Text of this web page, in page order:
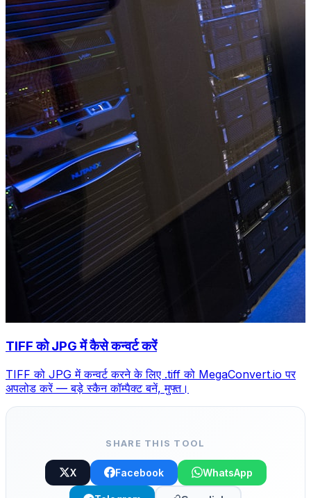
TIFF को JPG में कैसे कन्वर्ट करें
TIFF को JPG में कन्वर्ट करने के लिए .tiff को MegaConvert.io पर
अपलोड करें — बड़े स्कैन कॉम्पैक्ट बनें, मुफ्त।
SHARE THIS TOOL
X Facebook WhatsApp